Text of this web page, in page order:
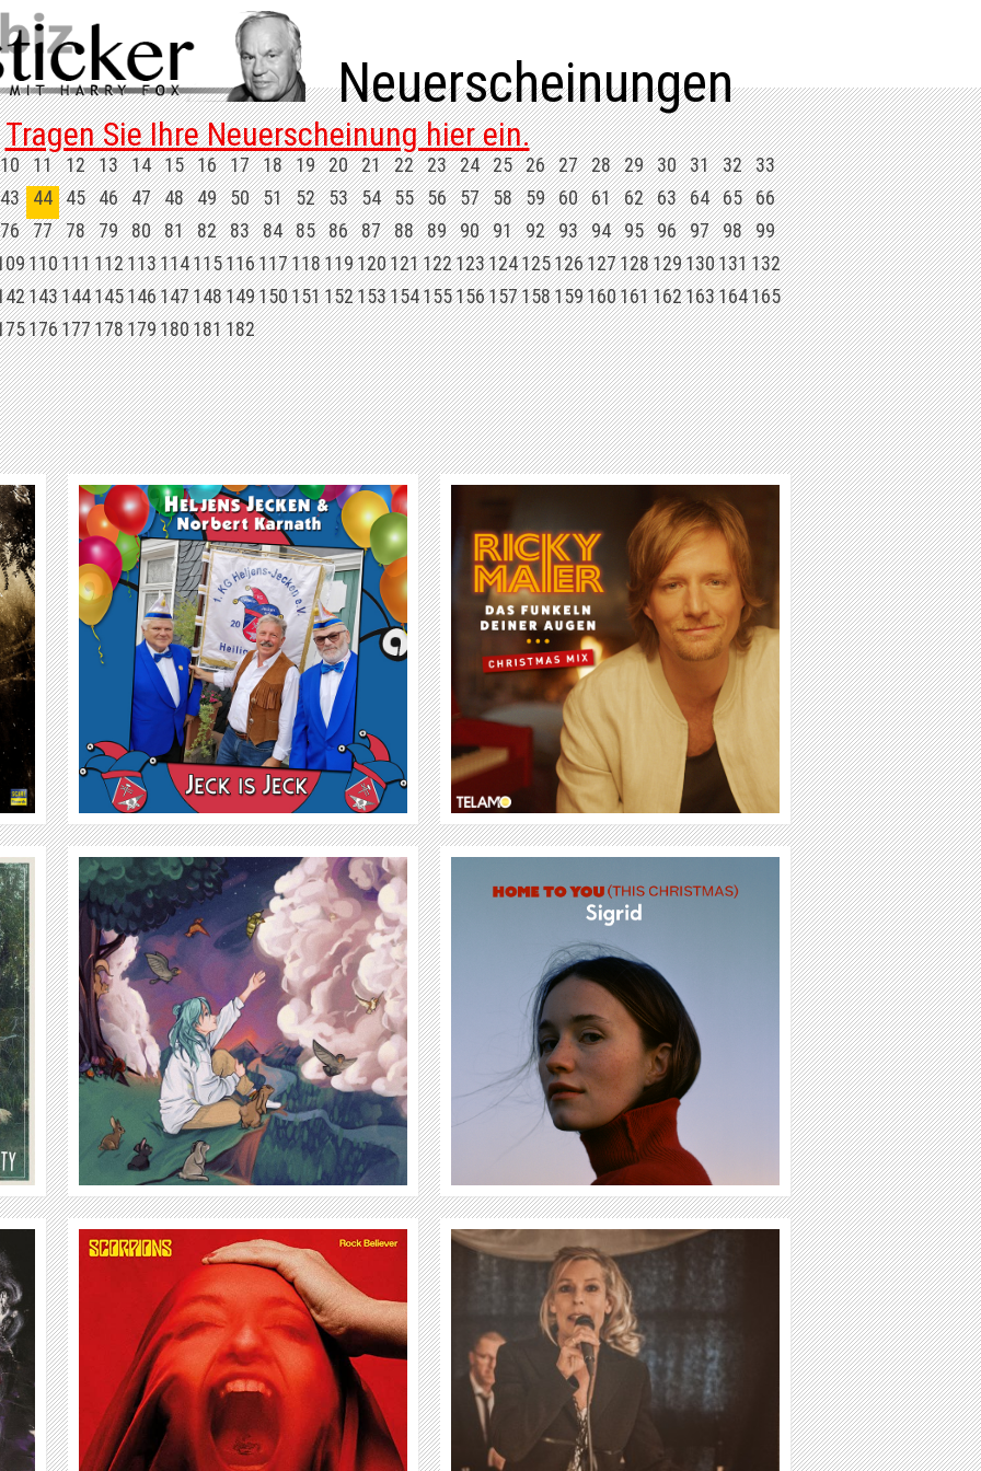
Neuerscheinungen
Tragen Sie Ihre Neuerscheinung hier ein.
10 11 12 13 14 15 16 17 18 19 20 21 22 23 24 25 26 27 28 29 30 31 32 33
43 44 45 46 47 48 49 50 51 52 53 54 55 56 57 58 59 60 61 62 63 64 65 66
76 77 78 79 80 81 82 83 84 85 86 87 88 89 90 91 92 93 94 95 96 97 98 99
110111112113114115116117118119120121122123124125126127128129130131132
143144145146147148149150151152153154155156157158159160161162163164165
176177178179180181182
RICKY MAIER
WEITER
SIGRID
WEITER
GABRIELE MISCH